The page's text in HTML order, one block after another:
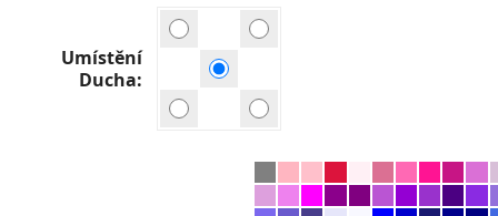
Umístění
Ducha